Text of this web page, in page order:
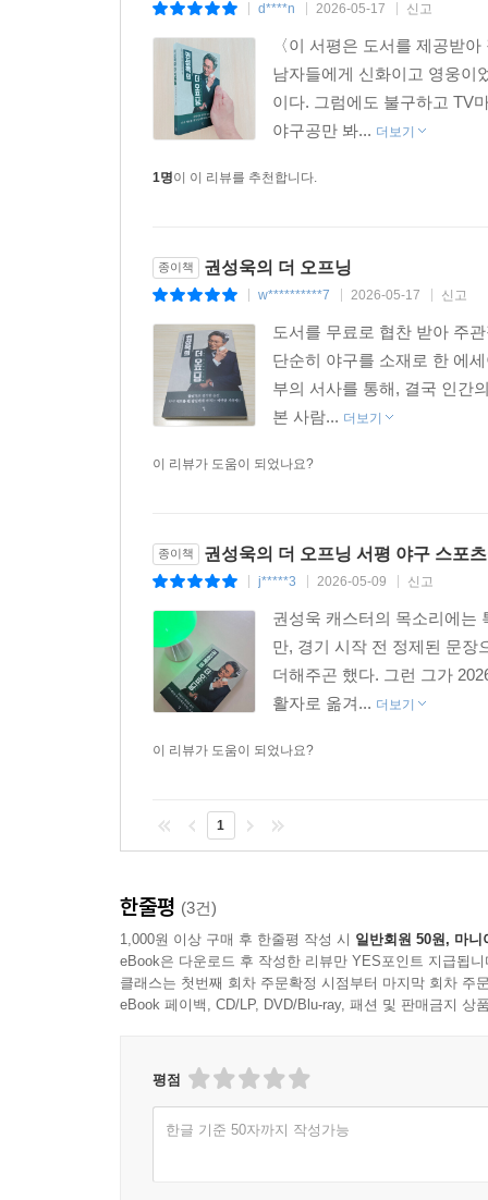
d****n 2026-05-17 신고
〈이 서평은 도서를 제공받
남자들에게 신화이고 영웅이
이다. 그럼에도 불구하고 TV
야구공만 봐... 더보기
1명이 이 리뷰를 추천합니다.
종이책 권성욱의 더 오프닝
w**********7 2026-05-17 신고
도서를 무료로 협찬 받아 주
단순히 야구를 소재로 한 에
부의 서사를 통해, 결국 인간
본 사람... 더보기
이 리뷰가 도움이 되었나요?
종이책 권성욱의 더 오프닝 서평 야구 스포
j*****3 2026-05-09 신고
권성욱 캐스터의 목소리에는
만, 경기 시작 전 정제된 문장
더해주곤 했다. 그런 그가
활자로 옮겨... 더보기
이 리뷰가 도움이 되었나요?
1
한줄평 (3건)
1,000원 이상 구매 후 한줄평 작성 시 일반회원 50원, 마니
eBook은 다운로드 후 작성한 리뷰만 YES포인트 지급됩니
클래스는 첫번째 회차 주문확정 시점부터 마지막 회차 주
eBook 페이백, CD/LP, DVD/Blu-ray, 패션 및 판매금지 상
평점
한글 기준 50자까지 작성가능